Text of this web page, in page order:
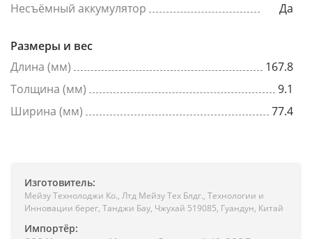
Несъёмный аккумулятор
Да
Размеры и вес
Длина (мм)
167.8
Толщина (мм)
9.1
Ширина (мм)
77.4
Изготовитель:
Мейзу Технолоджи Ко., Лтд Мейзу Тех Блдг., Технологии и
Инновации берег, Танджи Бау, Чжухай 519085, Гуандун, Китай
Импортёр: